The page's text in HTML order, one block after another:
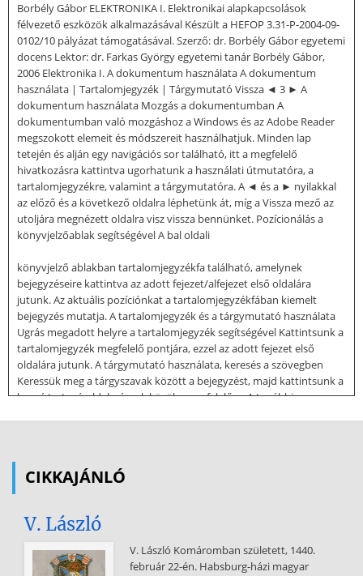
Borbély Gábor ELEKTRONIKA I. Elektronikai alapkapcsolások
félvezető eszközök alkalmazásával Készült a HEFOP 3.31-P-2004-09-
0102/10 pályázat támogatásával. Szerző: dr. Borbély Gábor egyetemi
docens Lektor: dr. Farkas György egyetemi tanár Borbély Gábor,
2006 Elektronika I. A dokumentum használata A dokumentum
használata | Tartalomjegyzék | Tárgymutató Vissza ◄ 3 ► A
dokumentum használata Mozgás a dokumentumban A
dokumentumban való mozgáshoz a Windows és az Adobe Reader
megszokott elemeit és módszereit használhatjuk. Minden lap
tetején és alján egy navigációs sor található, itt a megfelelő
hivatkozásra kattintva ugorhatunk a használati útmutatóra, a
tartalomjegyzékre, valamint a tárgymutatóra. A ◄ és a ► nyilakkal
az előző és a következő oldalra léphetünk át, míg a Vissza mező az
utoljára megnézett oldalra visz vissza bennünket. Pozícionálás a
könyvjelzőablak segítségével A bal oldali
könyvjelző ablakban tartalomjegyzékfa található, amelynek
bejegyzéseire kattintva az adott fejezet/alfejezet első oldalára
jutunk. Az aktuális pozíciónkat a tartalomjegyzékfában kiemelt
bejegyzés mutatja. A tartalomjegyzék és a tárgymutató használata
Ugrás megadott helyre a tartalomjegyzék segítségével Kattintsunk a
tartalomjegyzék megfelelő pontjára, ezzel az adott fejezet első
oldalára jutunk. A tárgymutató használata, keresés a szövegben
Keressük meg a tárgyszavak között a bejegyzést, majd kattintsunk a
hozzá tartozó oldalszámok közül a megfelelőre. A további
Tartalomjegyzék | Tárgymutató Vissza ◄ 3 ► Elektronika I. A
Tárgymutató Tartalomjegyzék Vissza ◄ 4 ► Tartalomjegyzék 1.
Bevezetés 6 2. Történeti áttekintés 7 3. Félvezető anyagok 11 3.1
Elemi félvezetők 11 3.2 Vegyület-félvezetők 12 3.3 Szilárd oldatok13
CIKKAJÁNLÓ
V. László
V. László Komáromban született, 1440.
február 22-én. Habsburg-házi magyar